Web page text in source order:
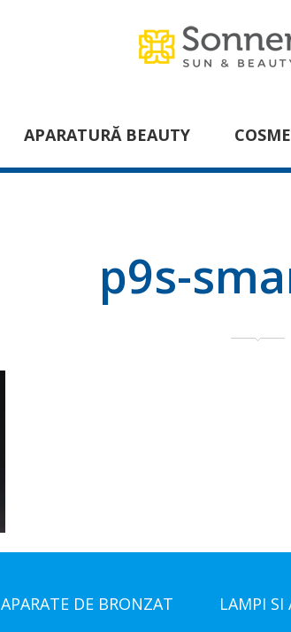
APARATURĂ BEAUTY
p9s-
APARATE DE BRONZAT LAMPI SI